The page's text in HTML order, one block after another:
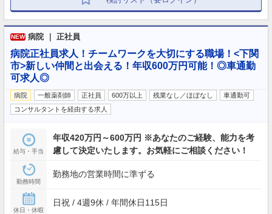
NEW 病院 ｜ 正社員
病院正社員求人！チームワークを大切にする職場！<下関
市>新しい仲間と出会える！年収600万円可能！◎車通勤
可求人◎
病院 一般薬剤師 正社員 600万以上 残業なし／ほぼなし
車通勤可
コンサルタントを経由する求人
給与・手当
年収420万円～600万円 ※あなたのご経験、能力を考
慮して決定いたします。お気軽にご相談ください！
勤務時間
勤務地の営業時間に準ずる
休日・休暇
日祝 / 4週9休 / 年間休日115日